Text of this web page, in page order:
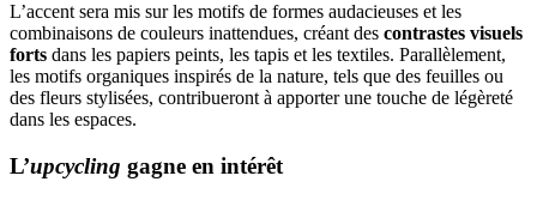
L’accent sera mis sur les motifs de formes audacieuses et les
combinaisons de couleurs inattendues, créant des contrastes visuels
forts dans les papiers peints, les tapis et les textiles. Parallèlement,
les motifs organiques inspirés de la nature, tels que des feuilles ou
des fleurs stylisées, contribueront à apporter une touche de légèreté
dans les espaces.
L’upcycling gagne en intérêt